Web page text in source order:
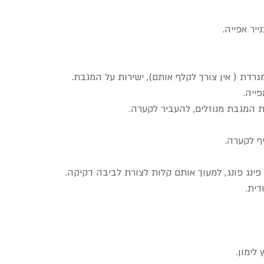
( אין צורך לקלף אותם), ישירות על המגבת.
המגבת מנוזלים, להעביר לקערה.
לקערה.
פונג, למעוך אותם קלות לצורת לביבה דקיקה.